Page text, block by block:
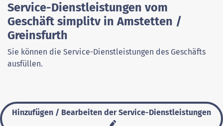
Service-Dienstleistungen vom
Geschäft simplitv in Amstetten /
Greinsfurth
Sie können die Service-Dienstleistungen des Geschäfts
ausfüllen.
Hinzufügen / Bearbeiten der Service-Dienstleistungen